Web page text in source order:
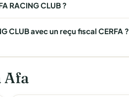
RACING CLUB ?
CLUB avec un reçu fiscal CERFA ?
Afa